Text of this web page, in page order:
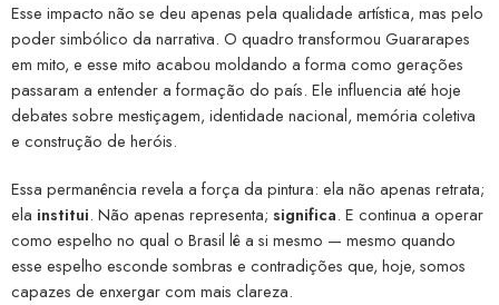
Esse impacto não se deu apenas pela qualidade artística, mas pelo
poder simbólico da narrativa. O quadro transformou Guararapes
em mito, e esse mito acabou moldando a forma como gerações
passaram a entender a formação do país. Ele influencia até hoje
debates sobre mestiçagem, identidade nacional, memória coletiva
e construção de heróis.
Essa permanência revela a força da pintura: ela não apenas retrata;
ela institui. Não apenas representa; significa. E continua a operar
como espelho no qual o Brasil lê a si mesmo — mesmo quando
esse espelho esconde sombras e contradições que, hoje, somos
capazes de enxergar com mais clareza.